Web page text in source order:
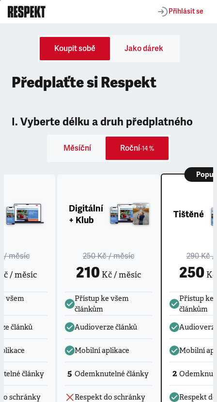
Přihlásit se
Koupit sobě Jako dárek
Předplaťte si Respekt
I. Vyberte délku a druh předplatného
Měsíční Roční-14 %
/ měsíc
/ měsíc
všem
článků
články
schránky
Digitální
+ Klub
250 Kč/ měsíc
210 Kč / měsíc
Přístup ke všem
článkům
Audioverze článků
Mobilní aplikace
5 Odemknutelné články
Respekt do schránky
Tištěné
290 Kč/
250Kč
Přístup ke
článkům
Mobilní
2
Respekt